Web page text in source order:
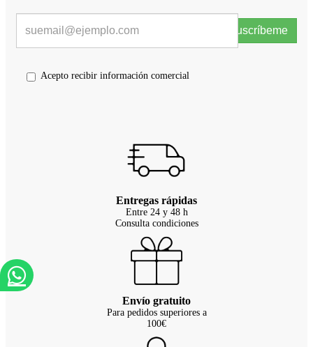
Suscríbeme
Acepto recibir información comercial
Entregas rápidas
Entre 24 y 48 h
Consulta condiciones
Envío gratuito
Para pedidos superiores a
100€